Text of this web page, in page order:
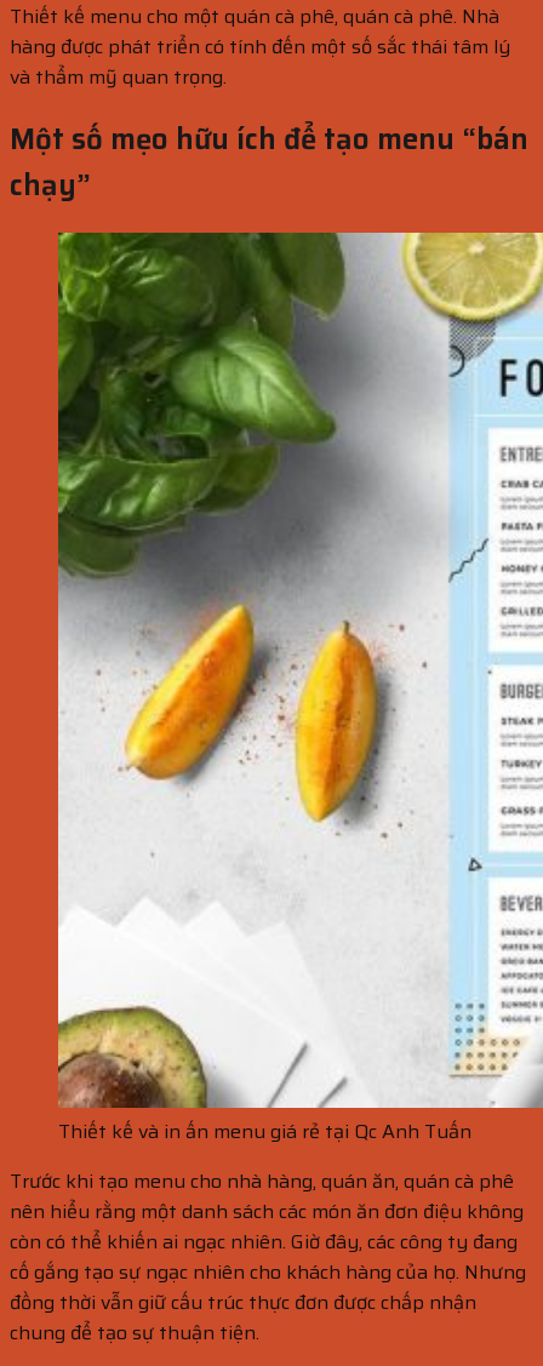
Thiết kế menu cho một quán cà phê, quán cà phê. Nhà
hàng được phát triển có tính đến một số sắc thái tâm lý
và thẩm mỹ quan trọng.
Một số mẹo hữu ích để tạo menu “bán
chạy”
Thiết kế và in ấn menu giá rẻ tại Qc Anh Tuấn
Trước khi tạo menu cho nhà hàng, quán ăn, quán cà phê
nên hiểu rằng một danh sách các món ăn đơn điệu không
còn có thể khiến ai ngạc nhiên. Giờ đây, các công ty đang
cố gắng tạo sự ngạc nhiên cho khách hàng của họ. Nhưng
đồng thời vẫn giữ cấu trúc thực đơn được chấp nhận
chung để tạo sự thuận tiện.